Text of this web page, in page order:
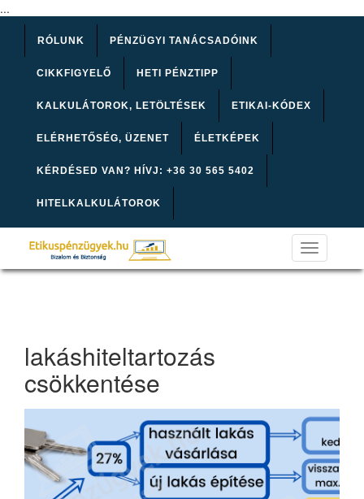
...
RÓLUNK PÉNZÜGYI TANÁCSADÓINK
CIKKFIGYELŐ HETI PÉNZTIPP
KALKULÁTOROK, LETÖLTÉSEK ETIKAI-KÓDEX
ELÉRHETŐSÉG, ÜZENET ÉLETKÉPEK
KÉRDÉSED VAN? HÍVJ: +36 30 565 5402
HITELKALKULÁTOROK
Toggle
navigation
lakáshiteltartozás
csökkentése